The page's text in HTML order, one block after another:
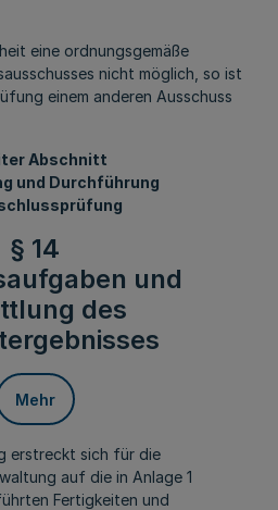
eine ordnungsgemäße
nicht möglich, so ist
einem anderen Ausschuss
Abschnitt
und Durchführung
§ 14
und
des
Mehr
erstreckt sich für die
auf die in Anlage 1
Fertigkeiten und